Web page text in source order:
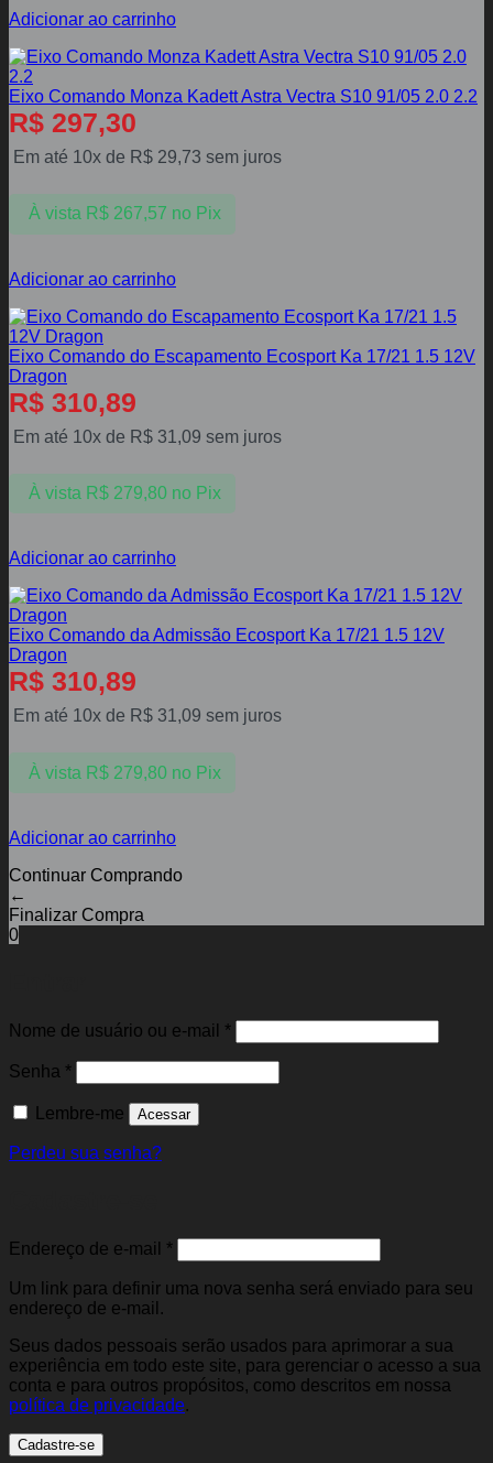
Adicionar ao carrinho
Eixo Comando Monza Kadett Astra Vectra S10 91/05 2.0 2.2
R$ 297,30
Em até 10x de R$ 29,73 sem juros
À vista R$267,57 no Pix
Adicionar ao carrinho
Eixo Comando do Escapamento Ecosport Ka 17/21 1.5 12V
Dragon
R$ 310,89
Em até 10x de R$ 31,09 sem juros
À vista R$279,80 no Pix
Adicionar ao carrinho
Eixo Comando da Admissão Ecosport Ka 17/21 1.5 12V
Dragon
R$ 310,89
Em até 10x de R$ 31,09 sem juros
À vista R$279,80 no Pix
Adicionar ao carrinho
Continuar Comprando
←
Finalizar Compra
0
Nome de usuário ou e-mail *Obrigatório
Senha *Obrigatório
Lembre-me Acessar
Perdeu sua senha?
Endereço de e-mail *Obrigatório
Um link para definir uma nova senha será enviado para seu
endereço de e-mail.
Seus dados pessoais serão usados para aprimorar a sua
experiência em todo este site, para gerenciar o acesso a sua
conta e para outros propósitos, como descritos em nossa
política de privacidade.
Cadastre-se